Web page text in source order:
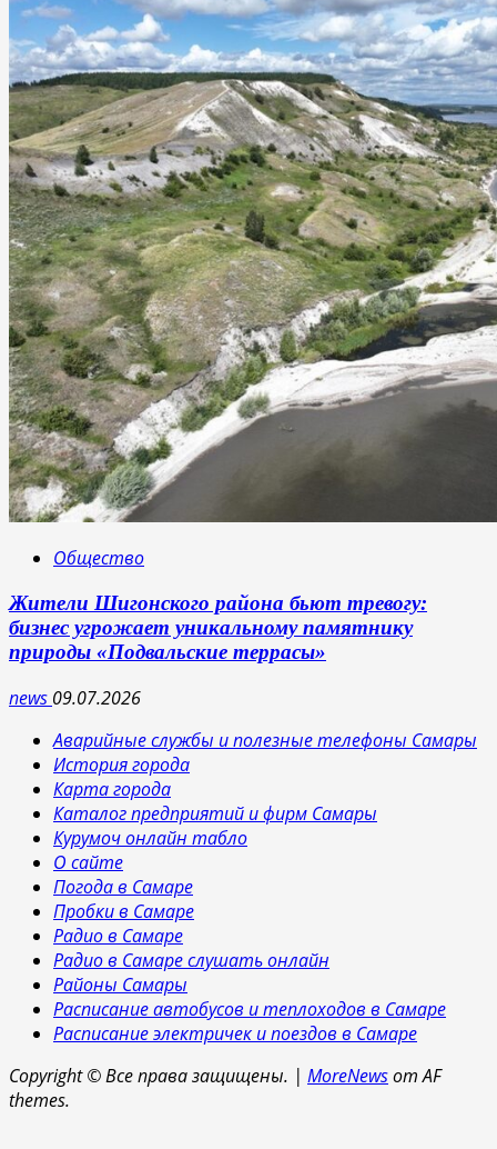
Общество
Жители Шигонского района бьют тревогу:
бизнес угрожает уникальному памятнику
природы «Подвальские террасы»
news 09.07.2026
Аварийные службы и полезные телефоны Самары
История города
Карта города
Каталог предприятий и фирм Самары
Курумоч онлайн табло
О сайте
Погода в Самаре
Пробки в Самаре
Радио в Самаре
Радио в Самаре слушать онлайн
Районы Самары
Расписание автобусов и теплоходов в Самаре
Расписание электричек и поездов в Самаре
Copyright © Все права защищены. | MoreNewsот AF
themes.